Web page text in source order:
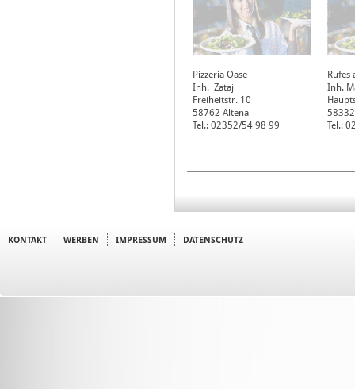
Pizzeria Oase
Inh. Zataj
Freiheitstr. 10
58762 Altena
Tel.: 02352/54 98 99
Rufes
Inh.
58332
Tel.:
KONTAKT WERBEN IMPRESSUM DATENSCHUTZ